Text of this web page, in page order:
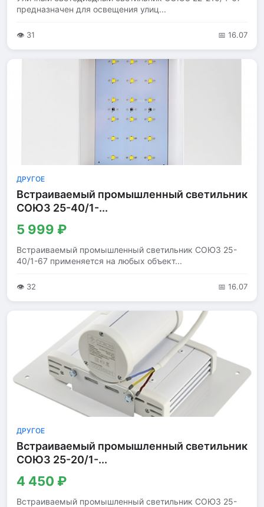
предназначен для освещения улиц...
👁 31 📅 16.07
ДРУГОЕ
Встраиваемый промышленный светильник
СОЮЗ 25-40/1-...
5 999 ₽
Встраиваемый промышленный светильник СОЮЗ 25-
40/1-67 применяется на любых объект...
👁 32 📅 16.07
ДРУГОЕ
Встраиваемый промышленный светильник
СОЮЗ 25-20/1-...
4 450 ₽
Встраиваемый промышленный светильник СОЮЗ 25-